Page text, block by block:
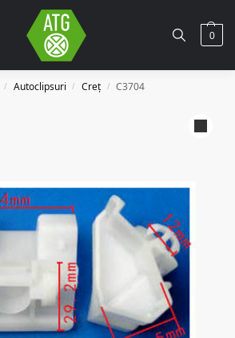
0
/ Autoclipsuri / Creț / C3704